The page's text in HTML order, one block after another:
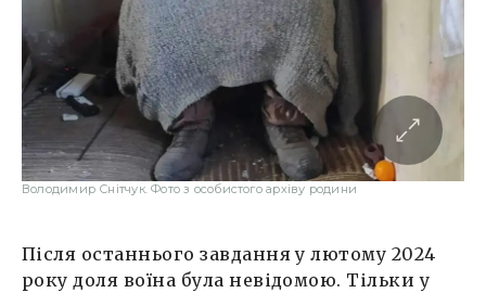
Володимир Снітчук. Фото з особистого архіву родини
Після останнього завдання у лютому 2024
року доля воїна була невідомою. Тільки у